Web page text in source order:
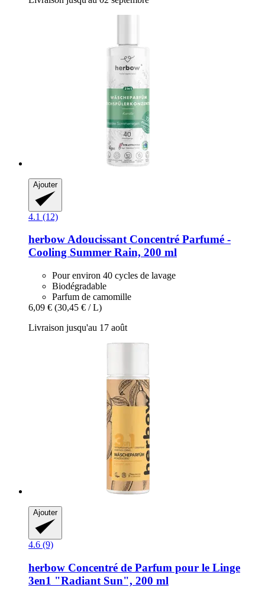
Ajouter
4.1 (12)
herbowAdoucissant Concentré Parfumé -​
Cooling Summer Rain, 200 ml
Pour environ 40 cycles de lavage
Biodégradable
Parfum de camomille
6,09 € (30,45 € / L)
Livraison jusqu'au 17 août
Ajouter
4.6 (9)
herbow Concentré de Parfum pour le Linge
3en1 "Radiant Sun", 200 ml